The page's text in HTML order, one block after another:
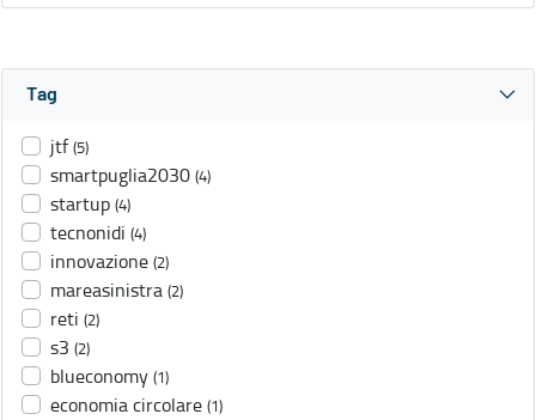
Tag
jtf (5)
smartpuglia2030 (4)
startup (4)
tecnonidi (4)
innovazione (2)
mareasinistra (2)
reti (2)
s3 (2)
blueconomy (1)
economia circolare (1)